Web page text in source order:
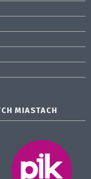
MIASTACH